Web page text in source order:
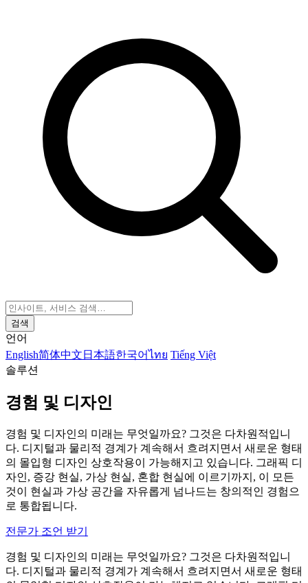
검색
언어
English简体中文 日本語한국어ไทย Tiếng Việt
솔루션
경험 및 디자인
경험 및 디자인의 미래는 무엇일까요? 그것은 다차원적입니
다. 디지털과 물리적 경계가 계속해서 흐려지면서 새로운 형태
의 몰입형 디자인 상호작용이 가능해지고 있습니다. 그래픽 디
자인, 증강 현실, 가상 현실, 혼합 현실에 이르기까지, 이 모든
것이 현실과 가상 공간을 자유롭게 넘나드는 창의적인 경험으
로 통합됩니다.
전문가 조언 받기
경험 및 디자인의 미래는 무엇일까요? 그것은 다차원적입니
다. 디지털과 물리적 경계가 계속해서 흐려지면서 새로운 형태